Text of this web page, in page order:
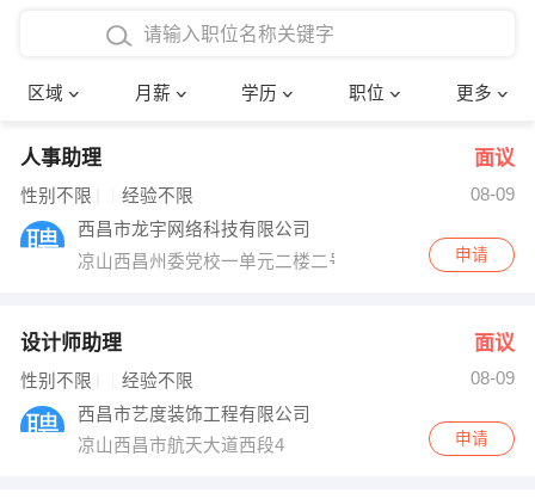
区域 月薪 学历 职位 更多
4000-5000元
8000-12000元
12000-20000元
博士
文员
财务会计
网络IT
快递员
收银员 技术员/工程师
确定
人事助理 面议
性别不限 经验不限
08-09
西昌市龙宇网络科技有限公司
凉山西昌州委党校一单元二楼二号
申请
设计师助理 面议
性别不限 经验不限
08-09
西昌市艺度装饰工程有限公司
凉山西昌市航天大道西段4
申请